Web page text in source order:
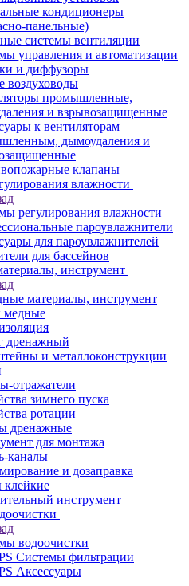
кондиционеры
панельные)
системы вентиляции
управления и автоматизации
и диффузоры
воздуховоды
промышленные,
и взрывозащищенные
к вентиляторам
дымоудаления и
клапаны
влажности
регулирования влажности
пароувлажнители
для пароувлажнителей
для бассейнов
инструмент
материалы, инструмент
медные
дренажный
и металлоконструкции
отражатели
зимнего пуска
ротации
дренажные
для монтажа
каналы
и дозаправка
инструмент
водоочистки
Системы фильтрации
Аксессуары